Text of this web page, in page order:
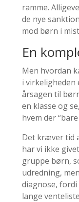
ramme.
de nye
mod børn i
En
Men hvordan
i
årsagen til
en klasse og
hvem der
Det kræver tid
har vi ikke
gruppe børn,
udredning,
diagnose,
lange